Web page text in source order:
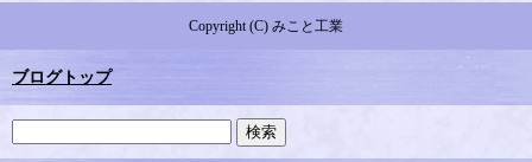
Copyright (C) みこと工業
ブログトップ